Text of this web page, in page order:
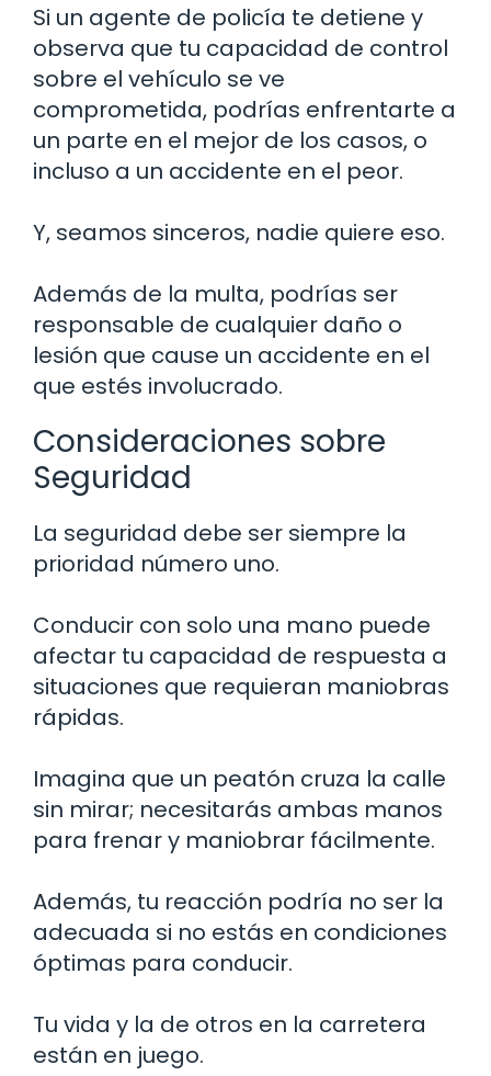
Si un agente de policía te detiene y
observa que tu capacidad de control
sobre el vehículo se ve
comprometida, podrías enfrentarte a
un parte en el mejor de los casos, o
incluso a un accidente en el peor.
Y, seamos sinceros, nadie quiere eso.
Además de la multa, podrías ser
responsable de cualquier daño o
lesión que cause un accidente en el
que estés involucrado.
Consideraciones sobre
Seguridad
La seguridad debe ser siempre la
prioridad número uno.
Conducir con solo una mano puede
afectar tu capacidad de respuesta a
situaciones que requieran maniobras
rápidas.
Imagina que un peatón cruza la calle
sin mirar; necesitarás ambas manos
para frenar y maniobrar fácilmente.
Además, tu reacción podría no ser la
adecuada si no estás en condiciones
óptimas para conducir.
Tu vida y la de otros en la carretera
están en juego.